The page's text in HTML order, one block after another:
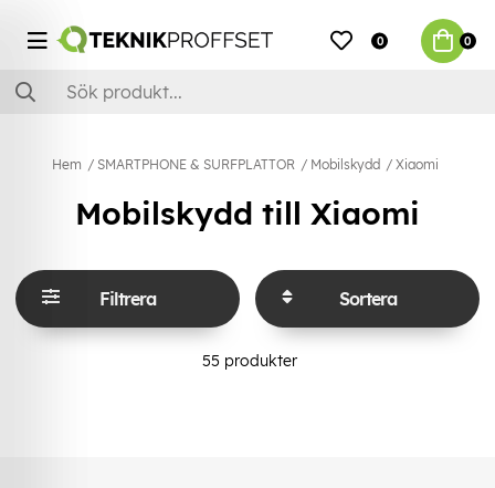
0 0
Hem SMARTPHONE & SURFPLATTOR Mobilskydd Xiaomi
Mobilskydd till Xiaomi
Filtrera Sortera
55 produkter